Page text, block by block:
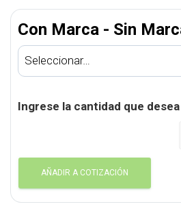
Con Marca - Sin
Ingrese la cantidad que
AÑADIR A COTIZACIÓN